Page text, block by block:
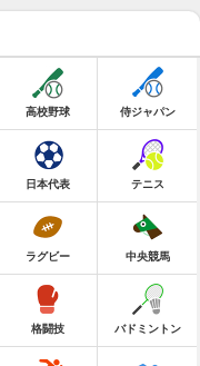
高校野球 侍ジャパン
日本代表 テニス
ラグビー 中央競馬
格闘技 バドミントン